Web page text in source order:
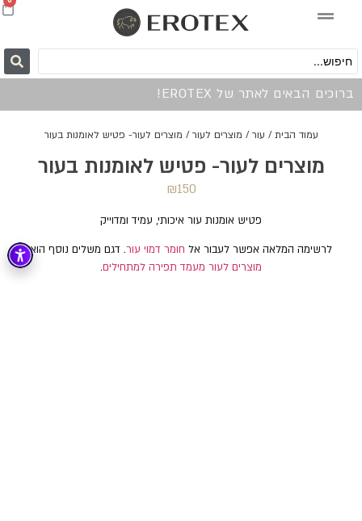
ברוכים הבאים לאתר של EROTEX!
עמוד הבית / עור / מוצרים לעור / מוצרים לעור- פטיש לאומנות בעור
מוצרים לעור- פטיש לאומנות בעור
₪150
פטיש אומנות עור איכותי, עמיד ומדוייק
לרשימה המלאה אפשר לעבור אל חומר דמוי עור. דגם משלים נוסף הוא
מוצרים לעור מעמד תפירה למתחילים.